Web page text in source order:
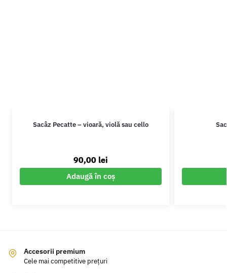
Sacâz Pecatte – vioară, violă sau cello
90,00 lei
Adaugă în coș
Accesorii premium
Cele mai competitive prețuri